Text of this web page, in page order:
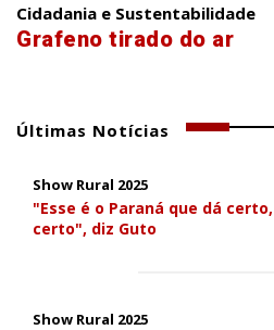
Cidadania e Sustentabilidade
Grafeno tirado do ar
Últimas Notícias
Show Rural 2025
"Esse é o Paraná que dá
certo", diz Guto
Show Rural 2025